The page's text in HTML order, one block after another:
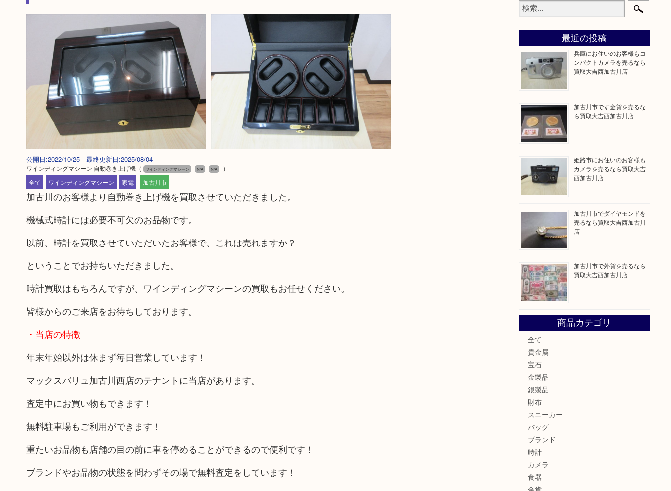
公開日:2022/10/25 最終更新日:2025/08/04
ワインディングマシーン 自動巻き上げ機（ ワインディングマシーン N/A N/A
）
全て
ワインディングマシーン 家電 加古川市
加古川のお客様より自動巻き上げ機を買取させていただきました。
機械式時計には必要不可欠のお品物です。
以前、時計を買取させていただいたお客様で、これは売れますか？
ということでお持ちいただきました。
時計買取はもちろんですが、ワインディングマシーンの買取もお任せください。
皆様からのご来店をお待ちしております。
・当店の特徴
年末年始以外は休まず毎日営業しています！
マックスバリュ加古川西店のテナントに当店があります。
査定中にお買い物もできます！
無料駐車場もご利用ができます！
重たいお品物も店舗の目の前に車を停めることができるので便利です！
ブランドやお品物の状態を問わずその場で無料査定をしています！
最近の投稿
兵庫にお住いのお客様もコ
ンパクトカメラを売るなら
買取大吉西加古川店
加古川市です金貨を売るな
ら買取大吉西加古川店
姫路市にお住いのお客様も
カメラを売るなら買取大吉
西加古川店
加古川市でダイヤモンドを
売るなら買取大吉西加古川
店
加古川市で外貨を売るなら
買取大吉西加古川店
商品カテゴリ
全て
貴金属
宝石
金製品
銀製品
財布
スニーカー
バッグ
ブランド
時計
カメラ
食器
金貨